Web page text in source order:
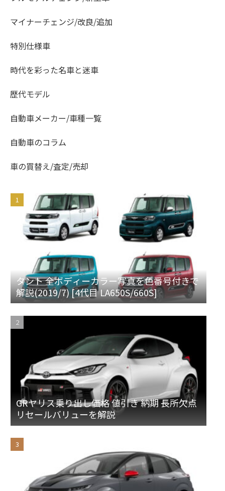
マイナーチェンジ/改良/追加
特別仕様車
時代を彩った名車と迷車
歴代モデル
自動車メーカー/車種一覧
自動車のコラム
車の買替え/査定/売却
タント 全ボディーカラー写真を色番号付きで
解説(2019/7) [4代目 LA650S/660S]
GRヤリス乗り出し価格 値引き 納期 長所欠点
リセールバリューを解説